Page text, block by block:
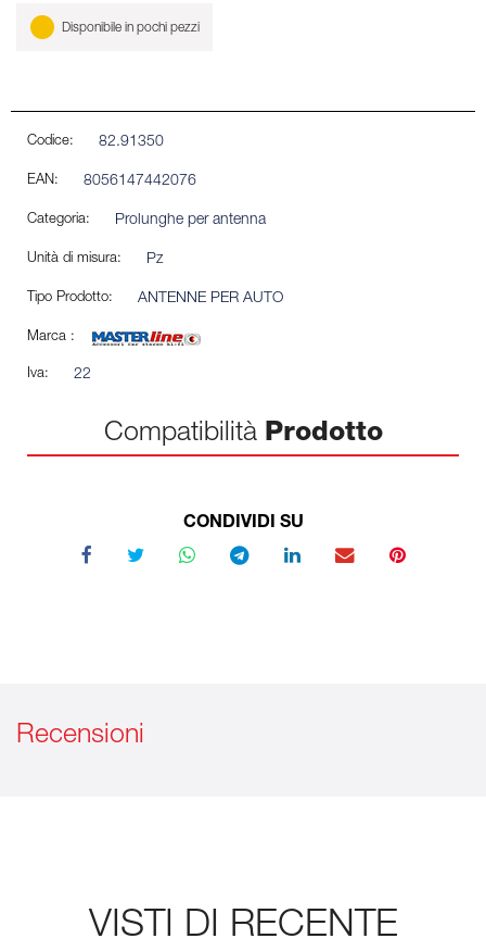
Disponibile in pochi pezzi
Codice: 82.91350
EAN: 8056147442076
Categoria: Prolunghe per antenna
Unità di misura: Pz
Tipo Prodotto: ANTENNE PER AUTO
Marca :
Iva: 22
Compatibilità Prodotto
CONDIVIDI SU
Recensioni
VISTI DI RECENTE